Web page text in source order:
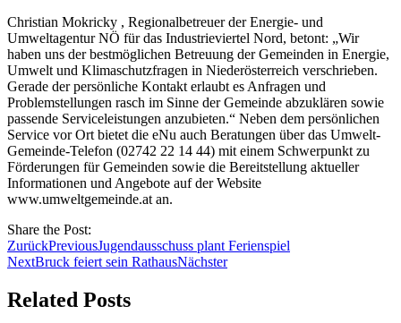
Christian Mokricky , Regionalbetreuer der Energie- und
Umweltagentur NÖ für das Industrieviertel Nord, betont: „Wir
haben uns der bestmöglichen Betreuung der Gemeinden in Energie,
Umwelt und Klimaschutzfragen in Niederösterreich verschrieben.
Gerade der persönliche Kontakt erlaubt es Anfragen und
Problemstellungen rasch im Sinne der Gemeinde abzuklären sowie
passende Serviceleistungen anzubieten.“ Neben dem persönlichen
Service vor Ort bietet die eNu auch Beratungen über das Umwelt-
Gemeinde-Telefon (02742 22 14 44) mit einem Schwerpunkt zu
Förderungen für Gemeinden sowie die Bereitstellung aktueller
Informationen und Angebote auf der Website
www.umweltgemeinde.at an.
Share the Post:
ZurückPreviousJugendausschuss plant Ferienspiel
NextBruck feiert sein RathausNächster
Related Posts